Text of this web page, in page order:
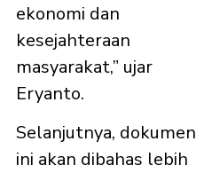
ekonomi dan
kesejahteraan
masyarakat,” ujar
Eryanto.
Selanjutnya, dokumen
ini akan dibahas lebih